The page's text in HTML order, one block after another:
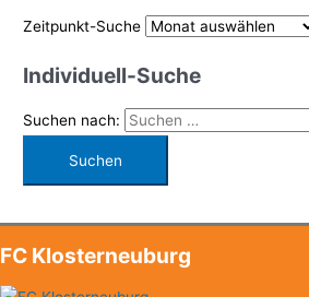
Zeitpunkt-Suche
Individuell-Suche
Suchen nach:
FC Klosterneuburg